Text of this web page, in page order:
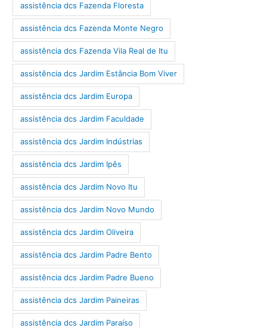
assistência dcs Fazenda Floresta
assistência dcs Fazenda Monte Negro
assistência dcs Fazenda Vila Real de Itu
assistência dcs Jardim Estância Bom Viver
assistência dcs Jardim Europa
assistência dcs Jardim Faculdade
assistência dcs Jardim Indústrias
assistência dcs Jardim Ipês
assistência dcs Jardim Novo Itu
assistência dcs Jardim Novo Mundo
assistência dcs Jardim Oliveira
assistência dcs Jardim Padre Bento
assistência dcs Jardim Padre Bueno
assistência dcs Jardim Paineiras
assistência dcs Jardim Paraíso